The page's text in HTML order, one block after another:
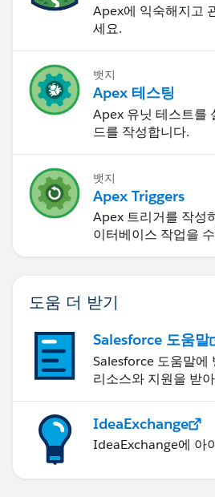
Apex에 익숙해지고
세요.
뱃지
Apex 테스팅
Apex 유닛 테스트를
드를 작성합니다.
뱃지
Apex Triggers
Apex 트리거를 작성
이터베이스 작업을
도움 더 받기
Salesforce 도움말
Salesforce 도움말에
리소스와 지원을 받
IdeaExchange
IdeaExchange에 아